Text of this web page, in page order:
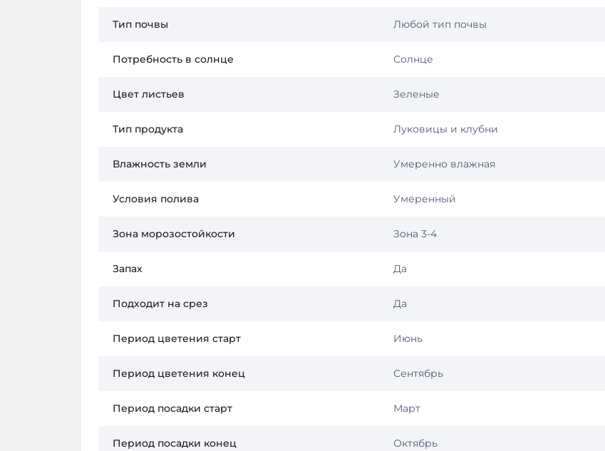
Тип почвы Любой тип почвы
Потребность в солнце Солнце
Цвет листьев Зеленые
Тип продукта Луковицы и клубни
Влажность земли Умеренно влажная
Условия полива Умеренный
Зона морозостойкости Зона 3-4
Запах Да
Подходит на срез Да
Период цветения старт Июнь
Период цветения конец Сентябрь
Период посадки старт Март
Период посадки конец Октябрь